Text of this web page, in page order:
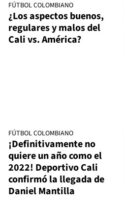
FÚTBOL COLOMBIANO
¿Los aspectos buenos,
regulares y malos del
Cali vs. América?
FÚTBOL COLOMBIANO
¡Definitivamente no
quiere un año como el
2022! Deportivo Cali
confirmó la llegada de
Daniel Mantilla